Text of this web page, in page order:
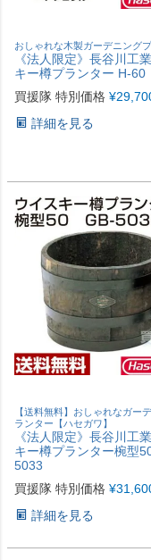
おしゃれな木製ガーデニング
《法人限定》長谷川工
キー樽プランター H-60
買援隊 特別価格 ¥
詳細を見る
【送料無料】おしゃれなガー
ランター【ハセガワ】
《法人限定》長谷川工
キー樽プランター椀型
5033
買援隊 特別価格 ¥
詳細を見る